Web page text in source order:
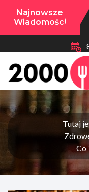
Najnowsze
Wiadomości
Tutaj
Co